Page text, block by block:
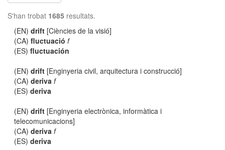
S'han trobat 1685 resultats.
(EN)drift [Ciències de la visió]
(CA)fluctuació f
(ES)fluctuación
(EN)drift [Enginyeria civil, arquitectura i construcció]
(CA)deriva f
(ES)deriva
(EN)drift [Enginyeria electrònica, informàtica i
telecomunicacions]
(CA)deriva f
(ES)deriva